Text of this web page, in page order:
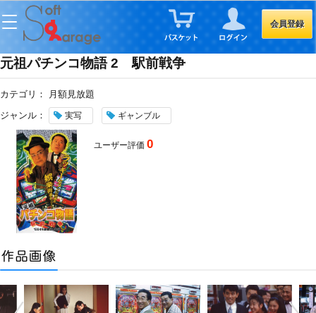
会員登録
元祖パチンコ物語 2 駅前戦争
カテゴリ：
月額見放題
ジャンル：
実写 ギャンブル
ユーザー評価0